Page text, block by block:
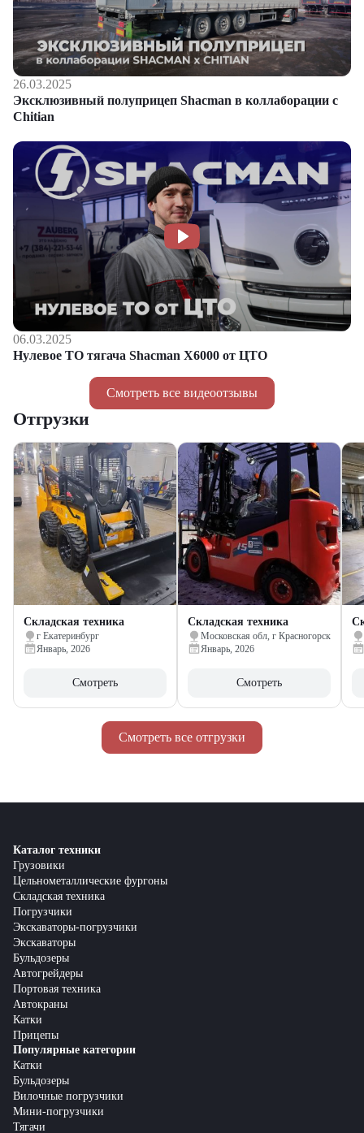
Смотреть все видеоотзывы
26.03.2025
Эксклюзивный полуприцеп Shacman в коллаборации с
Chitian
06.03.2025
Нулевое ТО тягача Shacman Х6000 от ЦТО
Смотреть все отгрузки
Отгрузки
Складская техника
г Екатеринбург
Январь, 2026
Смотреть
Складская техника
Московская обл, г Красногорск
Январь, 2026
Смотреть
Каталог техники
Грузовики
Цельнометаллические фургоны
Складская техника
Погрузчики
Экскаваторы-погрузчики
Экскаваторы
Бульдозеры
Автогрейдеры
Портовая техника
Автокраны
Катки
Прицепы
Популярные категории
Катки
Бульдозеры
Вилочные погрузчики
Мини-погрузчики
Тягачи